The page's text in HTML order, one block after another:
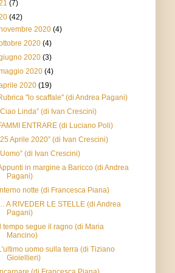
(7)
(42)
2020(4)
2020(4)
2020(3)
2020(4)
2020(19)
"lo scaffale" (di Andrea Pagani)
Linda” (di Ivan Crescini)
ENTRARE (di Luciano Poli)
Aprile 2020” (di Ivan Crescini)
(di Ivan Crescini)
in margine a Baricco (di Andrea
Pagani)
Interno notte (di Francesca Piana)
A RIVEDER LE STELLE (di Andrea
Pagani)
Il tempo segue il ragno (di Maria
Mancino)
uomo sulla terra (di Tiziano
Gioiellieri)